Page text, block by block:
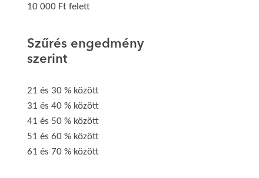
10 000 Ft felett
Szűrés engedmény
szerint
21 és 30 % között
31 és 40 % között
41 és 50 % között
51 és 60 % között
61 és 70 % között